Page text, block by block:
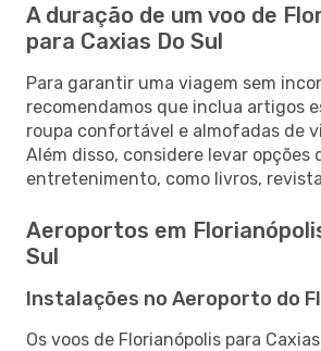
A duração de um voo de
para Caxias Do Sul
Para garantir uma viagem sem
recomendamos que inclua artigos
roupa confortável e almofadas de
Além disso, considere levar opções
entretenimento, como livros,
Aeroportos em
Sul
Instalações no Aeroporto do
Os voos de Florianópolis para